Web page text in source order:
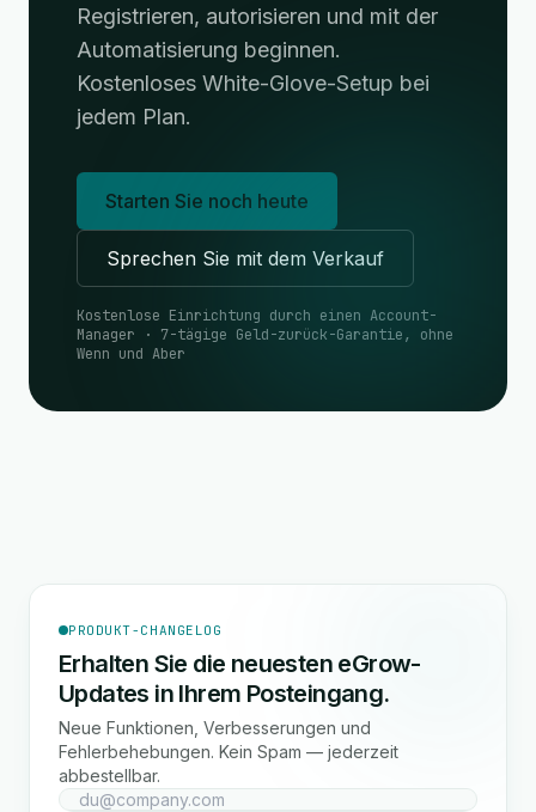
Registrieren, autorisieren und mit der
Automatisierung beginnen.
Kostenloses White-Glove-Setup bei
jedem Plan.
Starten Sie noch heute
Sprechen Sie mit dem Verkauf
Kostenlose Einrichtung durch einen Account-
Manager · 7-tägige Geld-zurück-Garantie, ohne
Wenn und Aber
PRODUKT-CHANGELOG
Erhalten Sie die neuesten eGrow-
Updates in Ihrem Posteingang.
Neue Funktionen, Verbesserungen und
Fehlerbehebungen. Kein Spam — jederzeit
abbestellbar.